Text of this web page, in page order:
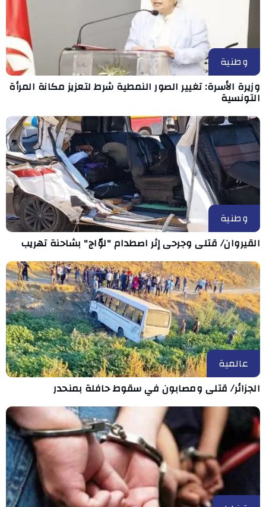
وطنية
وزيرة الأسرة: تغيير الصور النمطية شرط لتعزيز مكانة المرأة
التونسية
وطنية
القيروان/ قتلى وجرحى إثر اصطدام "لوّاج" بشاحنة تهريب
عالمية
الجزائر/ قتلى ومصابون في سقوط حافلة بمنحدر